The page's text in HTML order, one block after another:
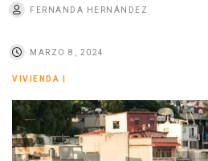
FERNANDA HERNÁNDEZ
MARZO 8, 2024
VIVIENDA